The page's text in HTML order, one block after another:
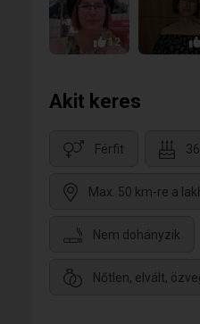
12
Akit keres
Férfit
Max. 50 km-re a
Nem dohányzik
Nőtlen, elvált,